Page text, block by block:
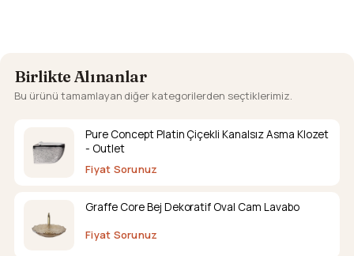
Birlikte Alınanlar
Bu ürünü tamamlayan diğer kategorilerden seçtiklerimiz.
Pure Concept Platin Çiçekli Kanalsız Asma Klozet
- Outlet
Fiyat Sorunuz
Graffe Core Bej Dekoratif Oval Cam Lavabo
Fiyat Sorunuz